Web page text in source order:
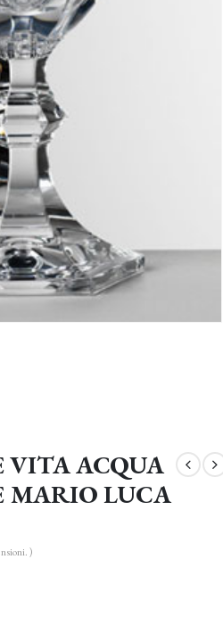
VITA ACQUA
MARIO LUCA
)